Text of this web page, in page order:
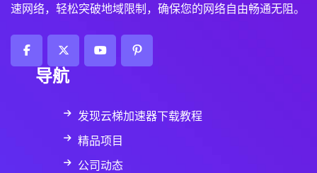
速网络，轻松突破地域限制，确保您的网络自由畅通无阻。
导航
发现云梯加速器下载教程
精品项目
公司动态